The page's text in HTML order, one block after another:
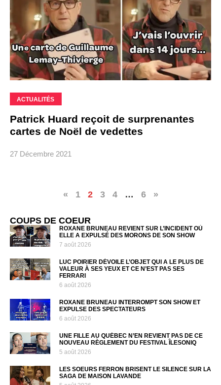
ACTUALITÉS
Patrick Huard reçoit de surprenantes
cartes de Noël de vedettes
27 Décembre 2021
« 1 2 3 4 … 6 »
COUPS DE COEUR
ROXANE BRUNEAU REVIENT SUR L’INCIDENT OÙ
ELLE A EXPULSÉ DES MORONS DE SON SHOW
7 août 2026
LUC POIRIER DÉVOILE L’OBJET QUI A LE PLUS DE
VALEUR À SES YEUX ET CE N’EST PAS SES
FERRARI
6 août 2026
ROXANE BRUNEAU INTERROMPT SON SHOW ET
EXPULSE DES SPECTATEURS
6 août 2026
UNE FILLE AU QUÉBEC N’EN REVIENT PAS DE CE
NOUVEAU RÈGLEMENT DU FESTIVAL ÎLESONIQ
5 août 2026
LES SOEURS FERRON BRISENT LE SILENCE SUR LA
SAGA DE MAISON LAVANDE